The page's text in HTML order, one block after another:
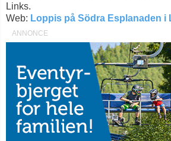
Links.
Web: Loppis på Södra Esplanaden i